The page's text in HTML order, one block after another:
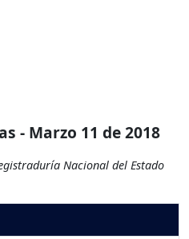
- Marzo 11 de 2018
Nacional del Estado